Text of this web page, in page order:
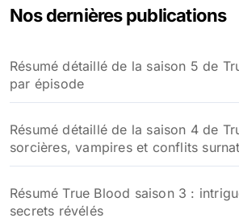
Nos dernières publications
Résumé détaillé de la saison 5 de
par épisode
Résumé détaillé de la saison 4 de
sorcières, vampires et conflits
Résumé True Blood saison 3 :
secrets révélés